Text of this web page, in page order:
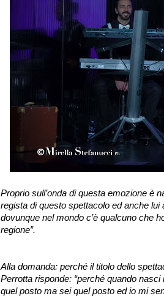
Proprio sull’onda di questa emozione è
regista di questo spettacolo ed anche
dovunque nel mondo c’è qualcuno che
regione”.
Alla domanda: perché il titolo dello
Perrotta risponde: “perché quando
quel posto ma sei quel posto ed io mi